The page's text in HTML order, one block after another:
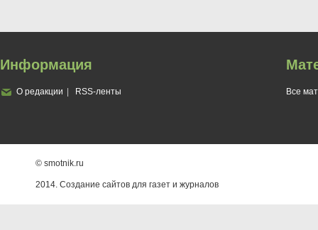
Информация
О редакции RSS-ленты Все
© smotnik.ru
2014. Создание сайтов для газет и журналов